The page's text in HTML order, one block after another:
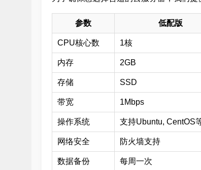
参数 低配版
CPU核心数 1核
内存 2GB
存储 SSD
带宽 1Mbps
操作系统 支持Ubuntu, CentOS
网络安全 防火墙支持
数据备份 每周一次